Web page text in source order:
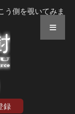
側を覗いてみま
録